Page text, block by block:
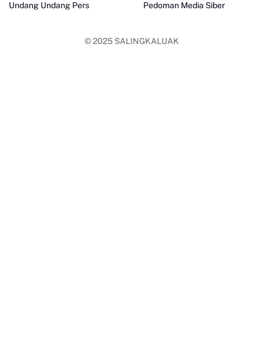
Undang Undang Pers Pedoman Media Siber
© 2025 SALINGKALUAK